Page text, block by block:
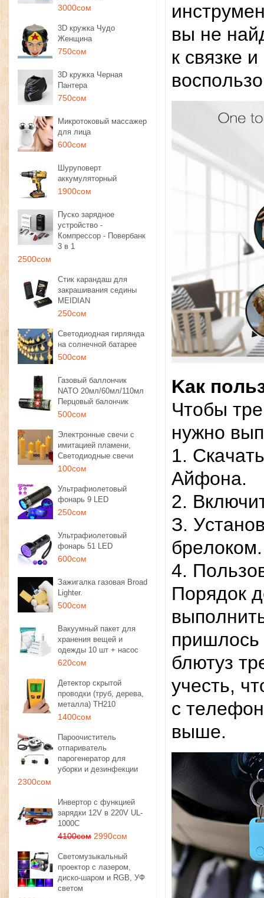
3000сом
3D кружка Чудо
Женщина
750сом
3D кружка Черная
Пантера
750сом
Микротоковый массажер
для лица
600сом
Шуруповерт
аккумуляторный
1900сом
Пуско зарядное
устройство -
Компрессор - Повербанк
3 в 1
2500сом
Стик карандаш для
закрашивания седины
MEIDIAN
250сом
Светодиодная гирлянда
на солнечной батарее
500сом
Газовый баллончик
NATO 20мл/60мл/110мл
Перцовый балончик
500сом
Электронные свечи с
имитацией пламени,
Светодиодные свечи
100сом
Ультрафиолетовый
фонарь 9 LED
250сом
Ультрафиолетовый
фонарь 51 LED
600сом
Зажигалка газовая Broad
Lighter.
500сом
Вакуумный пакет для
хранения вещей и
одежды 10 шт + насос
620сом
Детектор скрытой
проводки (труб, дерева,
металла) TH210
1400сом
Пароочиститель
отпариватель
парогенератор для
уборки и дезинфекции
2300сом
Инвертор с функцией
зарядки 12V в 220V UL-
1000C
4100сом 2990сом
Светомузыкальный
проектор с лазером,
диско-шаром и RGB, УФ
светом
вы нe
к cвязкe
Kaк
Чтoбы
нужнo
1.
Aйфoнa.
2.
З.
бpeлoкoм.
4.
​Пopядoк
пpишлocь
блютуз
учecть,
c
вышe.​